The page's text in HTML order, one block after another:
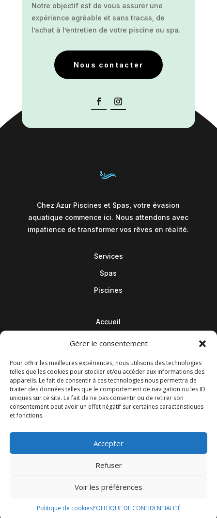
Gérer le consentement
Pour offrir les meilleures expériences, nous utilisons des technologies
telles que les cookies pour stocker et/ou accéder aux informations des
appareils. Le fait de consentir à ces technologies nous permettra de
traiter des données telles que le comportement de navigation ou les ID
uniques sur ce site. Le fait de ne pas consentir ou de retirer son
consentement peut avoir un effet négatif sur certaines caractéristiques
et fonctions.
Accepter
Refuser
Voir les préférences
Politique de cookiesPOLITIQUE DE CONFIDENTIALITÉ
Notre objectif est de vous assurer une
expérience agréable et sans tracas, de
l’achat à l’entretien de votre piscine ou spa.
Nous contacter
Chez Azur Piscines et Spas, votre évasion
aquatique commence ici. Nous attendons avec
impatience de transformer vos rêves en réalité.
Services
Spas
Piscines
Accueil
© M Development 2026– Mentions légales